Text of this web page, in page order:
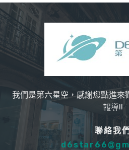
我們是第六星空，感謝您點進來
報導!!
聯絡我們